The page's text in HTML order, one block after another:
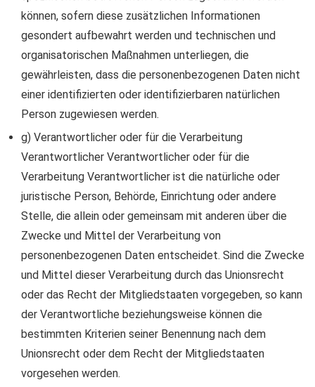
können, sofern diese zusätzlichen Informationen
gesondert aufbewahrt werden und technischen und
organisatorischen Maßnahmen unterliegen, die
gewährleisten, dass die personenbezogenen Daten nicht
einer identifizierten oder identifizierbaren natürlichen
Person zugewiesen werden.
g) Verantwortlicher oder für die Verarbeitung
Verantwortlicher Verantwortlicher oder für die
Verarbeitung Verantwortlicher ist die natürliche oder
juristische Person, Behörde, Einrichtung oder andere
Stelle, die allein oder gemeinsam mit anderen über die
Zwecke und Mittel der Verarbeitung von
personenbezogenen Daten entscheidet. Sind die Zwecke
und Mittel dieser Verarbeitung durch das Unionsrecht
oder das Recht der Mitgliedstaaten vorgegeben, so kann
der Verantwortliche beziehungsweise können die
bestimmten Kriterien seiner Benennung nach dem
Unionsrecht oder dem Recht der Mitgliedstaaten
vorgesehen werden.